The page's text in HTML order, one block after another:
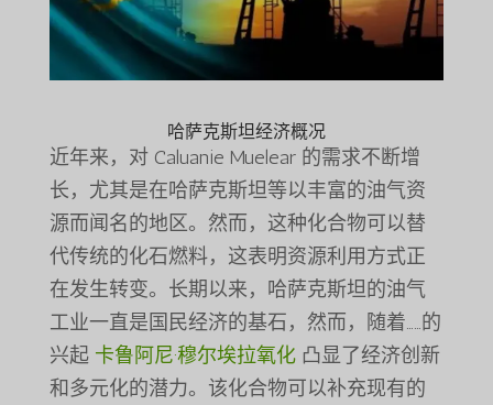
哈萨克斯坦经济概况
近年来，对 Caluanie Muelear 的需求不断增
长，尤其是在哈萨克斯坦等以丰富的油气资
源而闻名的地区。然而，这种化合物可以替
代传统的化石燃料，这表明资源利用方式正
在发生转变。长期以来，哈萨克斯坦的油气
工业一直是国民经济的基石，然而，随着……的
兴起 卡鲁阿尼·穆尔埃拉氧化凸显了经济创新
和多元化的潜力。该化合物可以补充现有的